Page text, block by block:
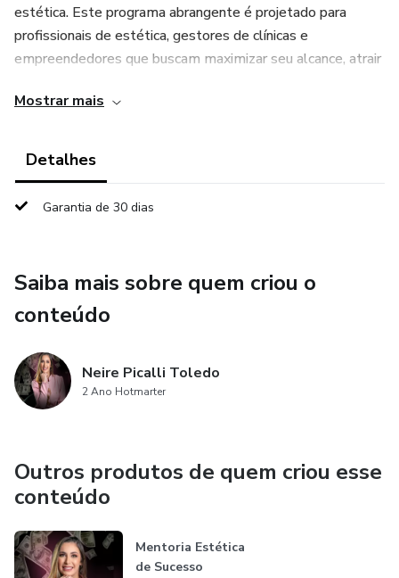
estética. Este programa abrangente é projetado para
profissionais de estética, gestores de clínicas e
empreendedores que buscam maximizar seu alcance, atrair
estético.
A partir deste curso você estará equipado para enfrentar
amplo e construir uma presença digital que transformará
Mostrar mais
Detalhes
Garantia de 30 dias
Saiba mais sobre quem criou o
conteúdo
Neire Picalli Toledo
2 Ano Hotmarter
Outros produtos de quem criou esse
conteúdo
Mentoria Estética
de Sucesso